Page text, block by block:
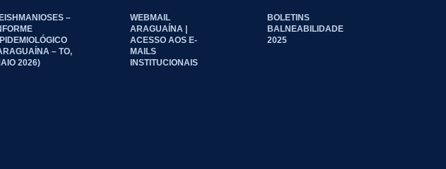
–
– TO,
2026)
WEBMAIL
ARAGUAÍNA |
ACESSO AOS E-
MAILS
INSTITUCIONAIS
BOLETINS
BALNEABILIDADE
2025